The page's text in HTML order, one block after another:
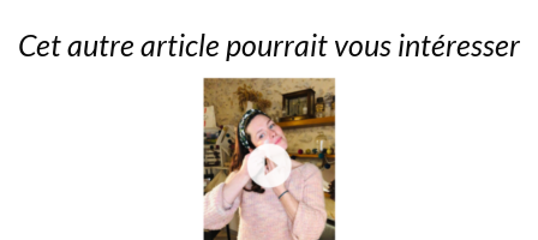
Cet autre article pourrait vous intéresser